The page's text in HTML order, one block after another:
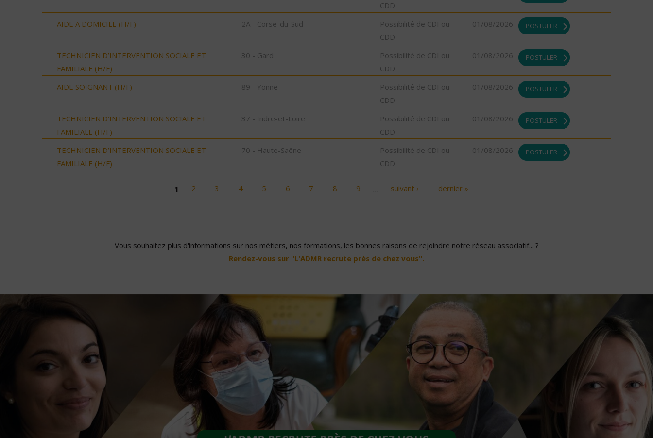
CDD
AIDE A DOMICILE (H/F) 2A - Corse-du-Sud
Possibilité de CDI ou
CDD
01/08/2026 POSTULER
TECHNICIEN D’INTERVENTION SOCIALE ET
FAMILIALE (H/F)
30 - Gard
Possibilité de CDI ou
CDD
01/08/2026 POSTULER
AIDE SOIGNANT (H/F) 89 - Yonne
Possibilité de CDI ou
CDD
01/08/2026 POSTULER
TECHNICIEN D’INTERVENTION SOCIALE ET
FAMILIALE (H/F)
37 - Indre-et-Loire
Possibilité de CDI ou
CDD
01/08/2026 POSTULER
TECHNICIEN D’INTERVENTION SOCIALE ET
FAMILIALE (H/F)
70 - Haute-Saône
Possibilité de CDI ou
CDD
01/08/2026 POSTULER
1 2 3 4 5 6 7 8 9 … suivant › dernier »
Vous souhaitez plus d'informations sur nos métiers, nos formations, les bonnes raisons de rejoindre notre réseau associatif... ?
Rendez-vous sur "L'ADMR recrute près de chez vous".